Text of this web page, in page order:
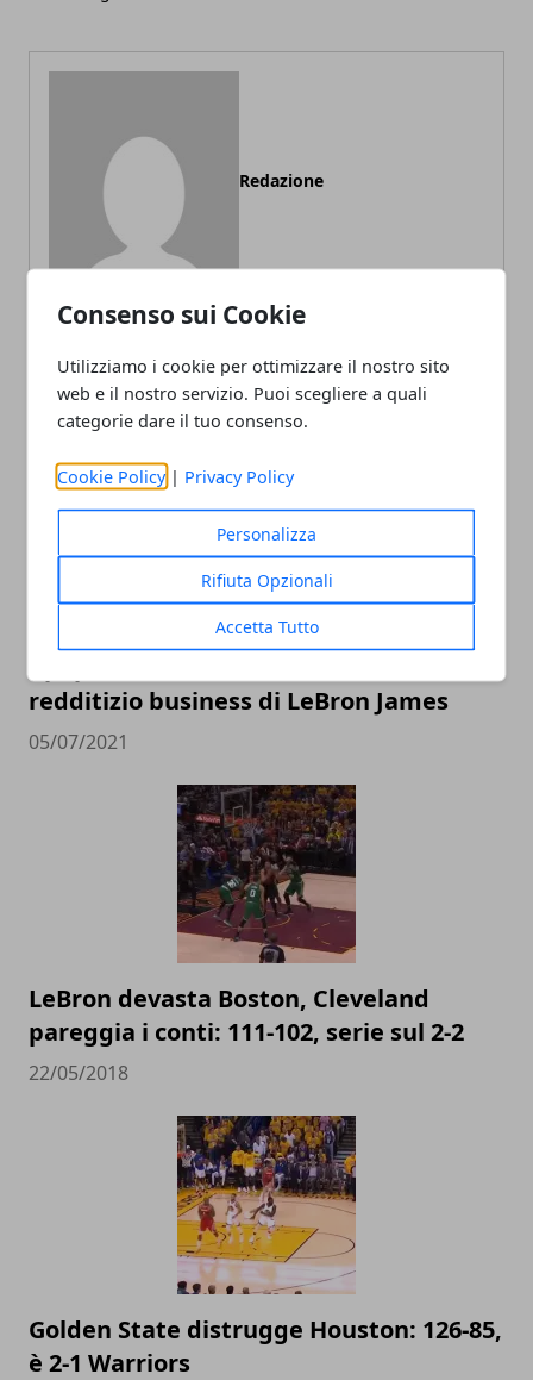
Consenso sui Cookie
Utilizziamo i cookie per ottimizzare il nostro sito
web e il nostro servizio. Puoi scegliere a quali
categorie dare il tuo consenso.
Cookie Policy | Privacy Policy
Personalizza
Rifiuta Opzionali
Accetta Tutto
Redazione
ARTICOLI CORRELATI
redditizio business di LeBron James
05/07/2021
LeBron devasta Boston, Cleveland
pareggia i conti: 111-102, serie sul 2-2
22/05/2018
Golden State distrugge Houston: 126-85,
è 2-1 Warriors